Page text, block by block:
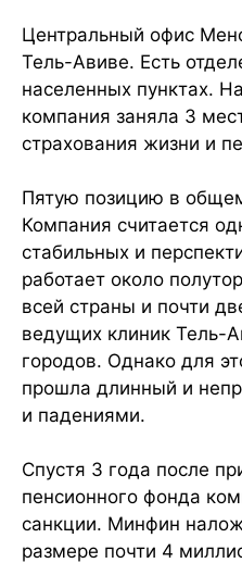
Центральный офис
Тель-Авиве. Есть
населенных пунктах.
компания заняла 3
страхования жизни и
Пятую позицию в
Компания считается
стабильных и
работает около
всей страны и почти
ведущих клиник Тель-
городов. Однако для
прошла длинный и
и падениями.
Спустя 3 года после
пенсионного фонда
санкции. Минфин
размере почти 4